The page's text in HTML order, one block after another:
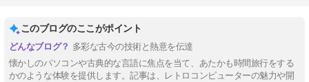
このブログのここがポイント
多彩な古今の技術と熱意を伝達
懐かしのパソコンや古典的な言語に焦点を当て、あたかも時間旅行をする
かのような体験を提供します。記事は、レトロコンピューターの魅力や開